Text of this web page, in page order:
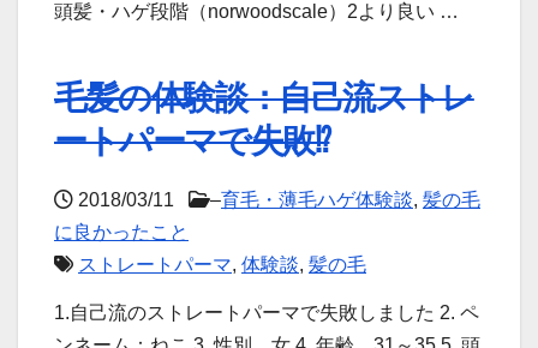
頭髪・ハゲ段階（norwoodscale）2より良い …
毛髪の体験談：自己流ストレ
ートパーマで失敗⁉
2018/03/11 –育毛・薄毛ハゲ体験談, 髪の毛
に良かったこと
ストレートパーマ, 体験談, 髪の毛
1.自己流のストレートパーマで失敗しました 2. ペ